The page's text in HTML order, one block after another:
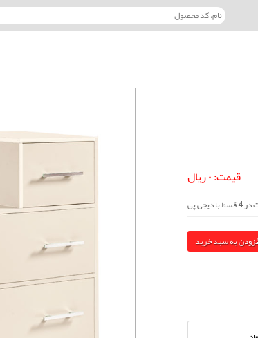
قیمت: ۰ ریال
دیجی پی
به سبد خرید